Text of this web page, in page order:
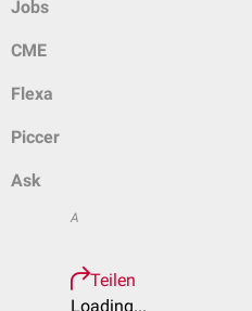
Jobs
CME
Flexa
Piccer
Ask
A
Teilen
Loading...